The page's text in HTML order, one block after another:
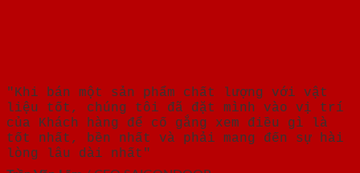
"Khi bán một sản phẩm chất lượng với vật
liệu tốt, chúng tôi đã đặt mình vào vị trí
của Khách hàng để cố gắng xem điều gì là
tốt nhất, bền nhất và phải mang đến sự hài
lòng lâu dài nhất"